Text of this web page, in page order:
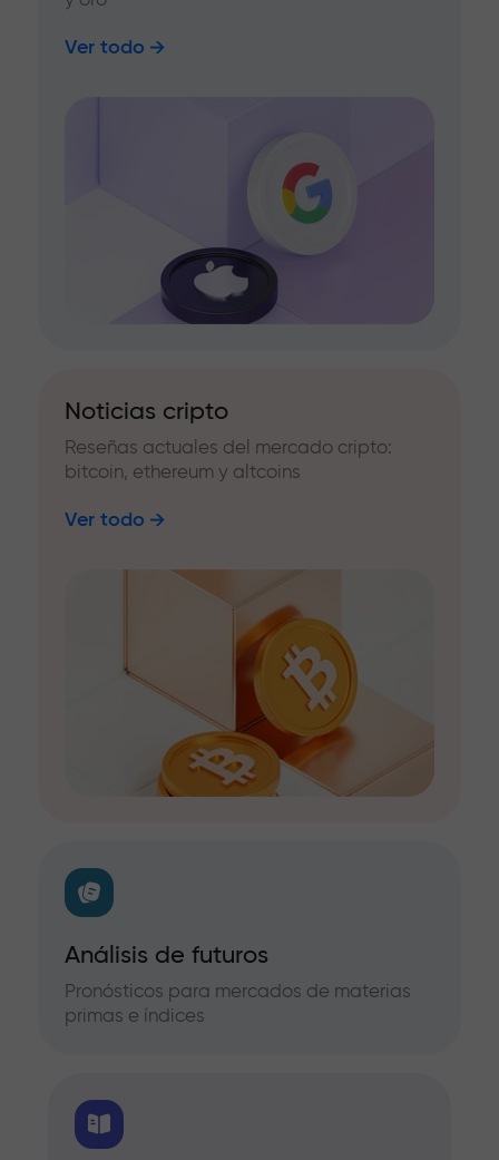
Ver todo
Noticias cripto
Reseñas actuales del mercado cripto:
bitcoin, ethereum y altcoins
Ver todo
Análisis de futuros
Pronósticos para mercados de materias
primas e índices